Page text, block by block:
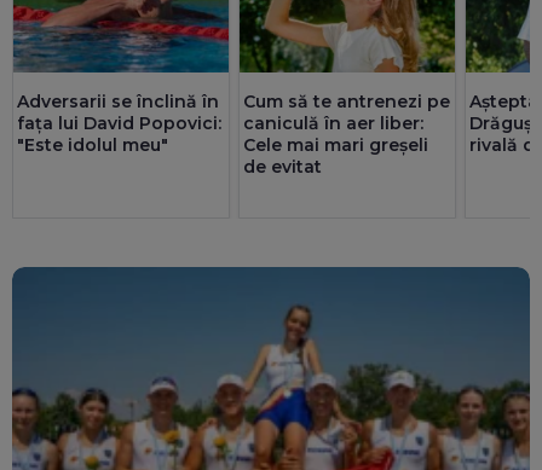
Adversarii se înclină în
fața lui David Popovici:
"Este idolul meu"
Cum să te antrenezi pe
caniculă în aer liber:
Cele mai mari greșeli
de evitat
Drăguș
rivală